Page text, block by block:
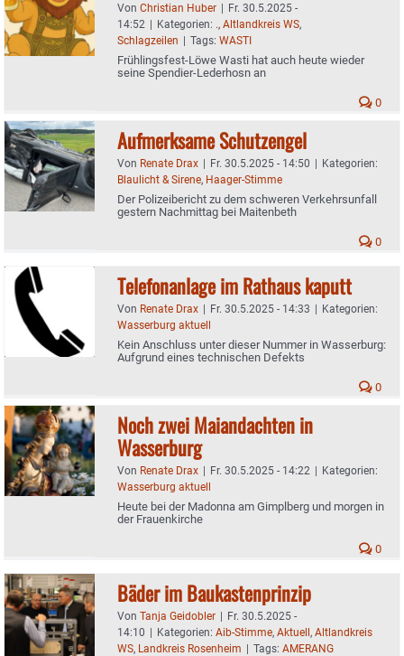
Von Christian Huber | Fr. 30.5.2025 -
14:52 | Kategorien: ., Altlandkreis WS,
Schlagzeilen | Tags: WASTI
Frühlingsfest-Löwe Wasti hat auch heute wieder
seine Spendier-Lederhosn an
0
Aufmerksame Schutzengel
Von Renate Drax | Fr. 30.5.2025 - 14:50 | Kategorien:
Blaulicht & Sirene, Haager-Stimme
Der Polizeibericht zu dem schweren Verkehrsunfall
gestern Nachmittag bei Maitenbeth
0
Telefonanlage im Rathaus kaputt
Von Renate Drax | Fr. 30.5.2025 - 14:33 | Kategorien:
Wasserburg aktuell
Kein Anschluss unter dieser Nummer in Wasserburg:
Aufgrund eines technischen Defekts
0
Noch zwei Maiandachten in
Wasserburg
Von Renate Drax | Fr. 30.5.2025 - 14:22 | Kategorien:
Wasserburg aktuell
Heute bei der Madonna am Gimplberg und morgen in
der Frauenkirche
0
Bäder im Baukastenprinzip
Von Tanja Geidobler | Fr. 30.5.2025 -
14:10 | Kategorien: Aib-Stimme, Aktuell, Altlandkreis
WS, Landkreis Rosenheim | Tags: AMERANG